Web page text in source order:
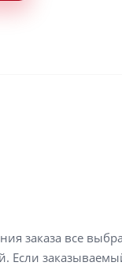
заказа все
заказываемый